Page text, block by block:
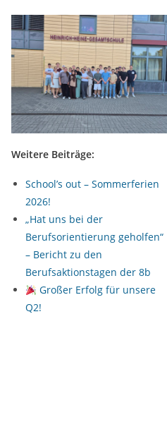
Weitere Beiträge:
School’s out – Sommerferien
2026!
„Hat uns bei der
Berufsorientierung geholfen“
– Bericht zu den
Berufsaktionstagen der 8b
Großer Erfolg für unsere
Q2!